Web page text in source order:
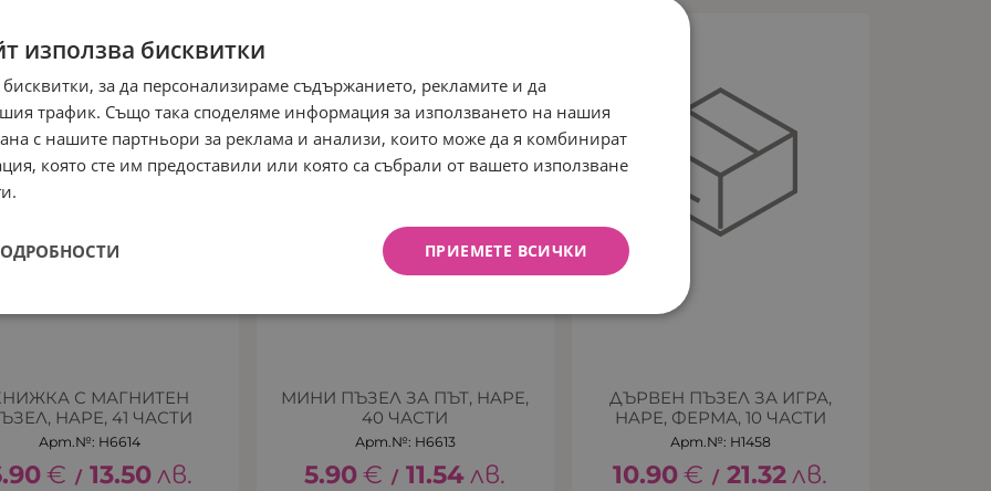
С МАГНИТЕН
HAPE, 41 ЧАСТИ
Арт.№: H6614
€ / 13.50лв.
МИНИ ПЪЗЕЛ ЗА ПЪТ, HAPE,
40 ЧАСТИ
Арт.№: H6613
5.90€ / 11.54лв.
ДЪРВЕН ПЪЗЕЛ ЗА ИГРА,
HAPE, ФЕРМА, 10 ЧАСТИ
Арт.№: H1458
10.90€ / 21.32лв.
използва бисквитки
за да персонализираме съдържанието, рекламите и да
трафик. Също така споделяме информация за използването на нашия
с нашите партньори за реклама и анализи, които може да я комбинират
която сте им предоставили или която са събрали от вашето използване
ПРИЕМЕТЕ ВСИЧКИ